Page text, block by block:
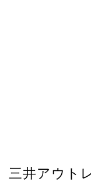
三井アウト